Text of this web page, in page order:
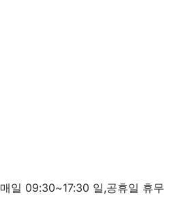
매일 09:30~17:30 일,공휴일 휴무